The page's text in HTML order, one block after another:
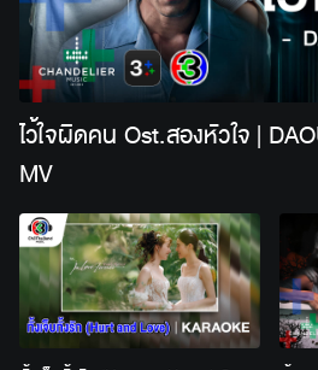
ไว้ใจผิดคน Ost.สองหัวใจ |
MV